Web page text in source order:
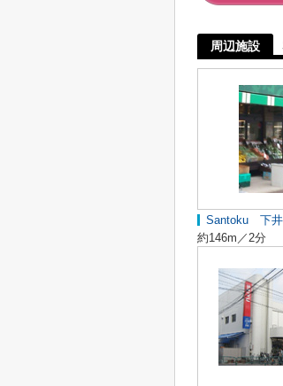
周辺施設
Santoku 下
約146m／2分